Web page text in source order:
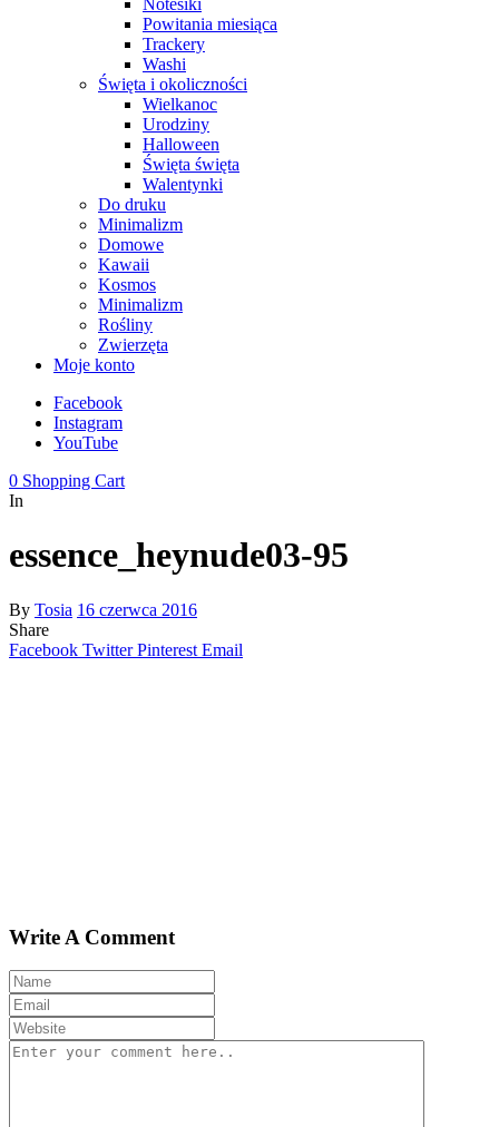
Notesiki
Powitania miesiąca
Trackery
Washi
Święta i okoliczności
Wielkanoc
Urodziny
Halloween
Święta święta
Walentynki
Do druku
Minimalizm
Domowe
Kawaii
Kosmos
Minimalizm
Rośliny
Zwierzęta
Moje konto
Facebook
Instagram
YouTube
0 Shopping Cart
In
essence_heynude03-95
By Tosia 16 czerwca 2016
Share
Facebook Twitter Pinterest Email
Write A Comment